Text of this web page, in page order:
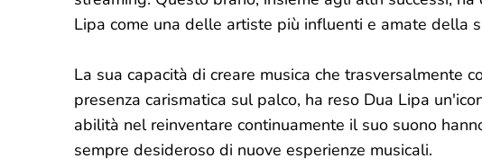
Lipa come una delle artiste più influenti e amate della
La sua capacità di creare musica che trasversalmente
presenza carismatica sul palco, ha reso Dua Lipa
abilità nel reinventare continuamente il suo suono
sempre desideroso di nuove esperienze musicali.